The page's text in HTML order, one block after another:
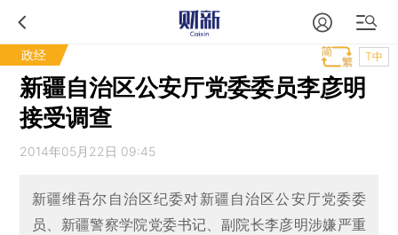
政经 T中
新疆自治区公安厅党委委员李彦明
接受调查
2014年05月22日 09:45
新疆维吾尔自治区纪委对新疆自治区公安厅党委委
员、新疆警察学院党委书记、副院长李彦明涉嫌严重